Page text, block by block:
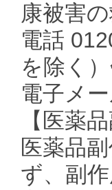
康被害
電話
を除く
電子メ
【医薬
医薬品
ず、副